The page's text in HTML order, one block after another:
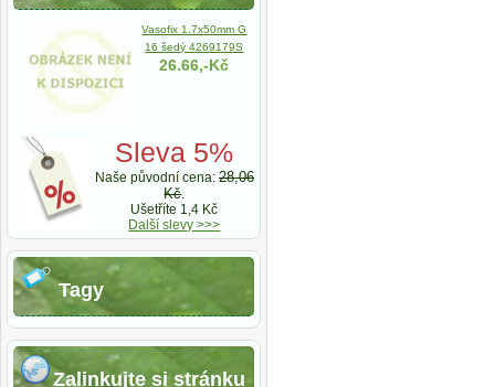
Vasofix 1.7x50mm G
16 šedý 4269179S
26.66,-Kč
Sleva 5%
Naše původní cena: 28,06
Kč.
Ušetříte 1,4 Kč
Další slevy >>>
Tagy
Zalinkujte si stránku